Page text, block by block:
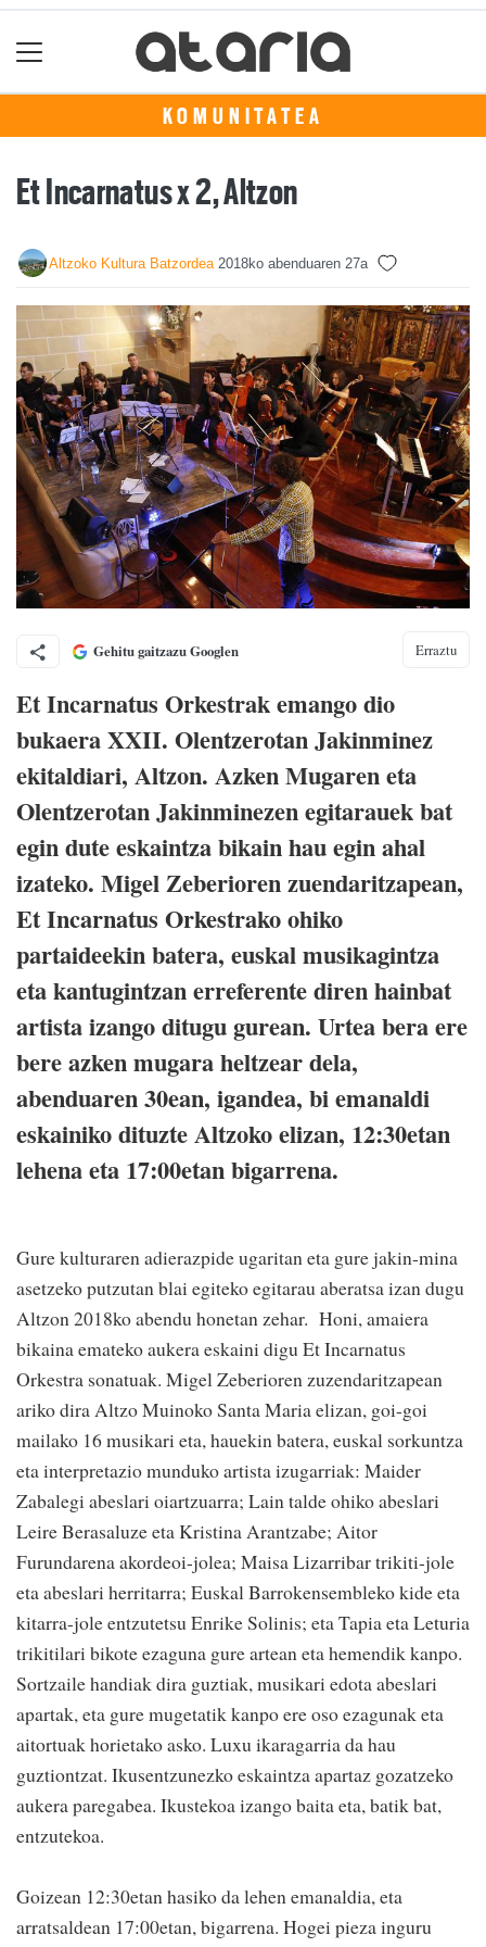
KOMUNITATEA
Et Incarnatus x 2, Altzon
Altzoko Kultura Batzordea 2018ko abenduaren 27a
Gehitu gaitzazu Googlen Erraztu
Et Incarnatus Orkestrak emango dio
bukaera XXII. Olentzerotan Jakinminez
ekitaldiari, Altzon. Azken Mugaren eta
Olentzerotan Jakinminezen egitarauek bat
egin dute eskaintza bikain hau egin ahal
izateko. Migel Zeberioren zuendaritzapean,
Et Incarnatus Orkestrako ohiko
partaideekin batera, euskal musikagintza
eta kantugintzan erreferente diren hainbat
artista izango ditugu gurean. Urtea bera ere
bere azken mugara heltzear dela,
abenduaren 30ean, igandea, bi emanaldi
eskainiko dituzte Altzoko elizan, 12:30etan
lehena eta 17:00etan bigarrena.
Gure kulturaren adierazpide ugaritan eta gure jakin-mina
asetzeko putzutan blai egiteko egitarau aberatsa izan dugu
Altzon 2018ko abendu honetan zehar. Honi, amaiera
bikaina emateko aukera eskaini digu Et Incarnatus
Orkestra sonatuak. Migel Zeberioren zuzendaritzapean
ariko dira Altzo Muinoko Santa Maria elizan, goi-goi
mailako 16 musikari eta, hauekin batera, euskal sorkuntza
eta interpretazio munduko artista izugarriak: Maider
Zabalegi abeslari oiartzuarra; Lain talde ohiko abeslari
Leire Berasaluze eta Kristina Arantzabe; Aitor
Furundarena akordeoi-jolea; Maisa Lizarribar trikiti-jole
eta abeslari herritarra; Euskal Barrokensembleko kide eta
kitarra-jole entzutetsu Enrike Solinis; eta Tapia eta Leturia
trikitilari bikote ezaguna gure artean eta hemendik kanpo.
Sortzaile handiak dira guztiak, musikari edota abeslari
apartak, eta gure mugetatik kanpo ere oso ezagunak eta
aitortuak horietako asko. Luxu ikaragarria da hau
guztiontzat. Ikusentzunezko eskaintza apartaz gozatzeko
aukera paregabea. Ikustekoa izango baita eta, batik bat,
entzutekoa.
Goizean 12:30etan hasiko da lehen emanaldia, eta
arratsaldean 17:00etan, bigarrena. Hogei pieza inguru